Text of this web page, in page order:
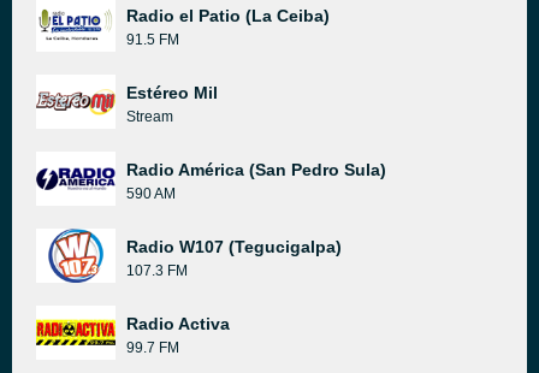
Radio el Patio (La Ceiba)
91.5 FM
Estéreo Mil
Stream
Radio América (San Pedro Sula)
590 AM
Radio W107 (Tegucigalpa)
107.3 FM
Radio Activa
99.7 FM